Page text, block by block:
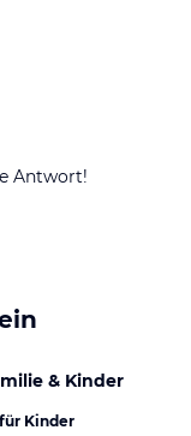
Antwort!
& Kinder
Kinder